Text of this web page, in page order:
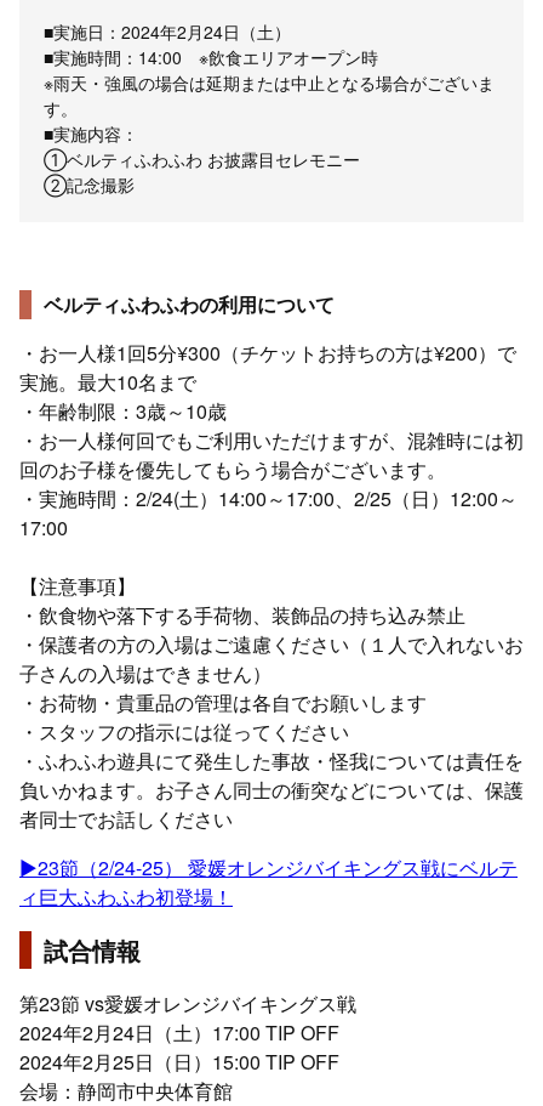
■実施日：2024年2月24日（土）
■実施時間：14:00 ※飲食エリアオープン時
※雨天・強風の場合は延期または中止となる場合がございま
す。
■実施内容：
①ベルティふわふわ お披露目セレモニー
②記念撮影
ベルティふわふわの利用について
・お一人様1回5分¥300（チケットお持ちの方は¥200）で
実施。最大10名まで
・年齢制限：3歳～10歳
・お一人様何回でもご利用いただけますが、混雑時には初
回のお子様を優先してもらう場合がございます。
・実施時間：2/24(土）14:00～17:00、2/25（日）12:00～
17:00
【注意事項】
・飲食物や落下する手荷物、装飾品の持ち込み禁止
・保護者の方の入場はご遠慮ください（１人で入れないお
子さんの入場はできません）
・お荷物・貴重品の管理は各自でお願いします
・スタッフの指示には従ってください
・ふわふわ遊具にて発生した事故・怪我については責任を
負いかねます。お子さん同士の衝突などについては、保護
者同士でお話しください
▶23節（2/24-25） 愛媛オレンジバイキングス戦にベルテ
ィ巨大ふわふわ初登場！
試合情報
第23節 vs愛媛オレンジバイキングス戦
2024年2月24日（土）17:00 TIP OFF
2024年2月25日（日）15:00 TIP OFF
会場：静岡市中央体育館